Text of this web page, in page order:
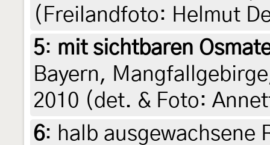
(Freilandfoto: Helmut
5: mit sichtbaren
Bayern,
2010 (det. & Foto:
6: halb ausgewachsene